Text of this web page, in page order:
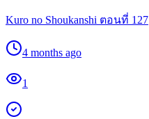
Kuro no Shoukanshi ตอนที่ 127
4 months ago
1